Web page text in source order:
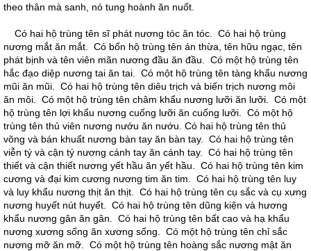
theo thân mà sanh, nó tung hoành ăn nuốt.
Có hai hộ trùng tên sĩ phát nương tóc ăn tóc. Có hai hộ trùng
nương mắt ăn mắt. Có bốn hộ trùng tên án thừa, tên hữu ngạc, tên
phát bịnh và tên viên mãn nương đầu ăn đầu. Có một hộ trùng tên
hắc đạo diệp nương tai ăn tai. Có một hộ trùng tên tàng khẩu nương
mũi ăn mũi. Có hai hộ trùng tên diêu trịch và biến trịch nương môi
ăn môi. Có một hộ trùng tên châm khẩu nương lưỡi ăn lưỡi. Có một
hộ trùng tên lợi khẩu nương cuống lưỡi ăn cuống lưỡi. Có một hộ
trùng tên thủ viên nương nướu ăn nướu. Có hai hộ trùng tên thủ
võng và bán khuất nương bàn tay ăn bàn tay. Có hai hộ trùng tên
viễn tý và cận tý nương cánh tay ăn cánh tay. Có hai hộ trùng tên
thiết và cận thiết nương yết hầu ăn yết hầu. Có hai hộ trùng tên kim
cương và đại kim cương nương tim ăn tim. Có hai hộ trùng tên luy
và luy khẩu nương thịt ăn thịt. Có hai hộ trùng tên cụ sắc và cụ xưng
nương huyết nút huyết. Có hai hộ trùng tên dũng kiện và hương
khẩu nương gân ăn gân. Có hai hộ trùng tên bất cao và hạ khẩu
nương xương sống ăn xương sống. Có một hộ trùng tên chỉ sắc
nương mỡ ăn mỡ. Có một hộ trùng tên hoàng sắc nương mật ăn